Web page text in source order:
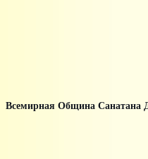
Всемирная Община Санатана